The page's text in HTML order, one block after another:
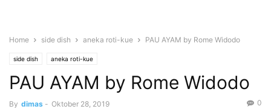
Home side dish aneka roti-kue PAU AYAM by Rome Widodo
side dish aneka roti-kue
PAU AYAM by Rome Widodo
By dimas - Oktober 28, 2019 0